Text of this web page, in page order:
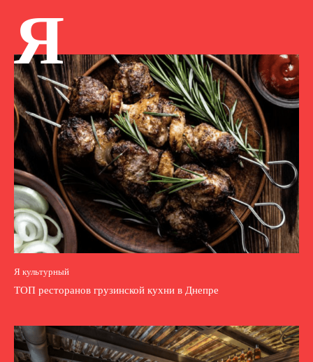
Я
Я культурный
ТОП ресторанов грузинской кухни в Днепре